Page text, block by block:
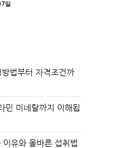
일
법부터 자격조건까
민 미네랄까지 이해됩
유와 올바른 섭취법